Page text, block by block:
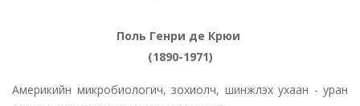
Поль Генри де Крюи
(1890-1971)
Америкийн микробиологич, зохиолч, шинжлэх ухаан - уран